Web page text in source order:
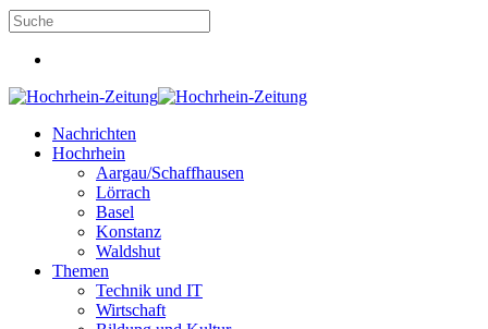
Nachrichten
Hochrhein
Aargau/Schaffhausen
Lörrach
Basel
Konstanz
Waldshut
Themen
Technik und IT
Wirtschaft